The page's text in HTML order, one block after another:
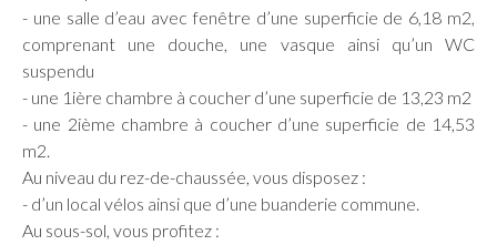
- une salle d’eau avec fenêtre d’une superficie de 6,18 m2,
comprenant une douche, une vasque ainsi qu’un WC
suspendu
- une 1ière chambre à coucher d’une superficie de 13,23 m2
- une 2ième chambre à coucher d’une superficie de 14,53
m2.
Au niveau du rez-de-chaussée, vous disposez :
- d’un local vélos ainsi que d’une buanderie commune.
Au sous-sol, vous profitez :